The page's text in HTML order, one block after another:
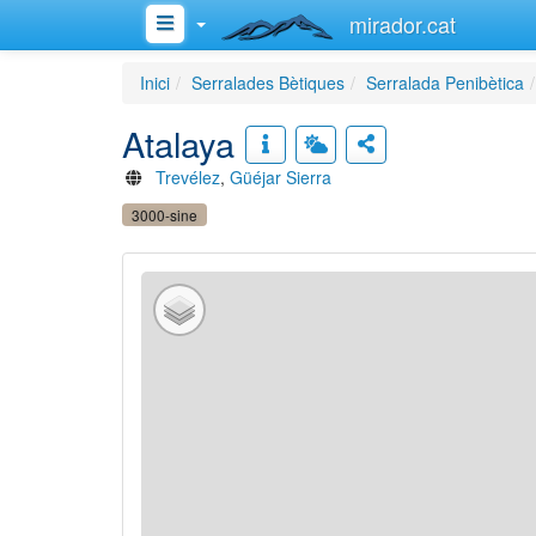
mirador.cat
Inici Serralades Bètiques Serralada Penibètica
Atalaya
Trevélez, Güéjar Sierra
3000-sine